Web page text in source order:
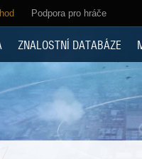
Podpora pro hráče
ZNALOSTNÍ DATABÁZE